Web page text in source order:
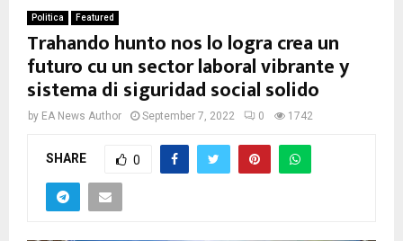
Politica Featured
Trahando hunto nos lo logra crea un
futuro cu un sector laboral vibrante y
sistema di siguridad social solido
by EA News Author September 7, 2022 0 1742
SHARE 0